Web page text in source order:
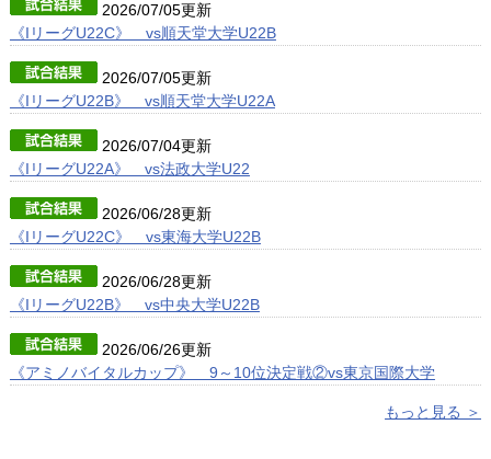
2026/07/05更新
《IリーグU22C》 vs順天堂大学U22B
2026/07/05更新
《IリーグU22B》 vs順天堂大学U22A
2026/07/04更新
《IリーグU22A》 vs法政大学U22
2026/06/28更新
《IリーグU22C》 vs東海大学U22B
2026/06/28更新
《IリーグU22B》 vs中央大学U22B
2026/06/26更新
《アミノバイタルカップ》 9～10位決定戦②vs東京国際大学
もっと見る ＞